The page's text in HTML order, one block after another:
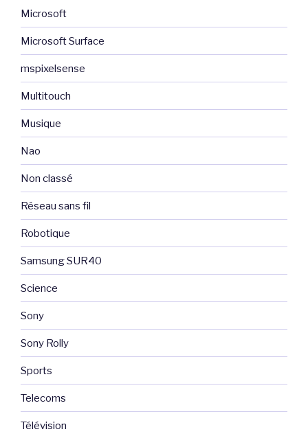
Microsoft
Microsoft Surface
mspixelsense
Multitouch
Musique
Nao
Non classé
Réseau sans fil
Robotique
Samsung SUR40
Science
Sony
Sony Rolly
Sports
Telecoms
Télévision